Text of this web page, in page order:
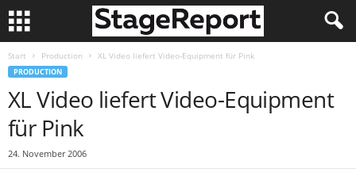
Start Production XL Video liefert Video-Equipment für Pink
PRODUCTION
XL Video liefert Video-Equipment
für Pink
24. November 2006